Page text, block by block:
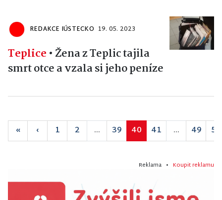
REDAKCE IÚSTECKO 19. 05. 2023
Teplice • Žena z Teplic tajila
smrt otce a vzala si jeho peníze
« ‹ 1 2 ... 39 40 41 ... 49 50
Reklama • Koupit reklamu